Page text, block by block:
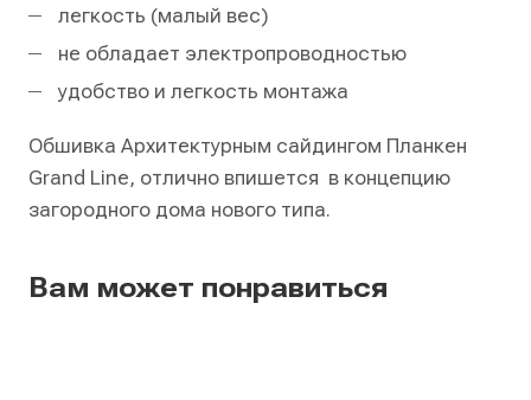
легкость (малый вес)
не обладает электропроводностью
удобство и легкость монтажа
Обшивка Архитектурным сайдингом Планкен
Grand Line, отлично впишется в концепцию
загородного дома нового типа.
Вам может понравиться